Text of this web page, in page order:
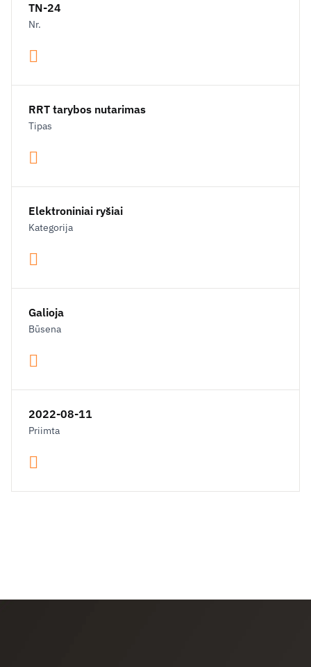
TN-24
Nr.
RRT tarybos nutarimas
Tipas
Elektroniniai ryšiai
Kategorija
Galioja
Būsena
2022-08-11
Priimta